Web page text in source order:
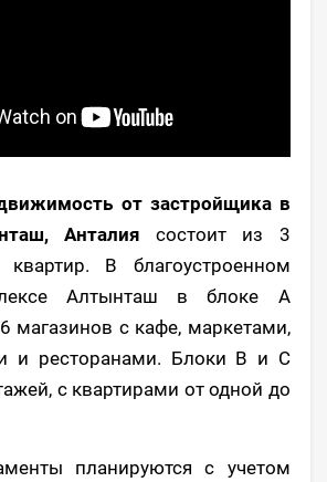
от застройщика в
Анталия состоит из 3
В благоустроенном
Алтынташ в блоке А
магазинов с кафе, маркетами,
и ресторанами. Блоки B и C
с квартирами от одной до
планируются с учетом